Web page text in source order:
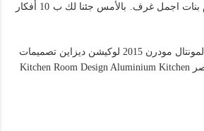
ديكورات دهان غرف نوم بنات اجمل غرف. بالأمس جئنا لك ب 10 أفكار